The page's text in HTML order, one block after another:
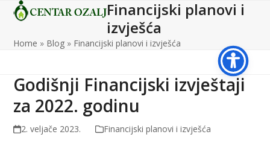
SkipOpen
menu
Close
menu
Financijski planovi i
izvješća
Home » Blog » Financijski planovi i izvješća
Godišnji Financijski izvještaji
za 2022. godinu
2. veljače 2023. Financijski planovi i izvješća